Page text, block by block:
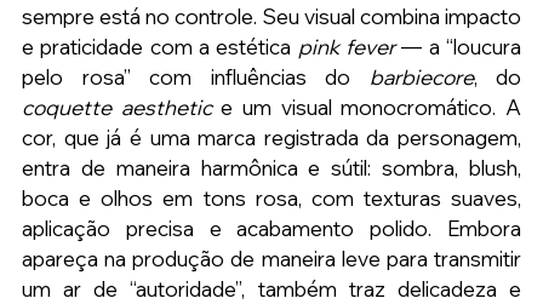
sempre está no controle. Seu visual combina impacto
e praticidade com a estética pink fever — a “loucura
pelo rosa” com influências do barbiecore
coquette aesthetic e um visual monocromático. A
cor, que já é uma marca registrada da personagem,
entra de maneira harmônica e sútil: sombra, blush,
boca e olhos em tons rosa, com texturas suaves,
aplicação precisa e acabamento polido. Embora
apareça na produção de maneira leve para transmitir
um ar de “autoridade”, também traz delicadeza e